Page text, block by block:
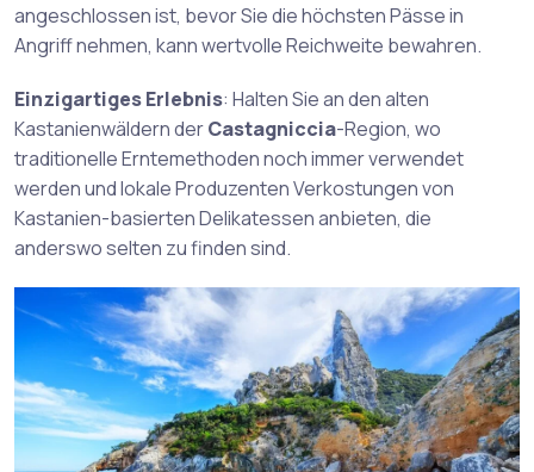
angeschlossen ist, bevor Sie die höchsten Pässe in
Angriff nehmen, kann wertvolle Reichweite bewahren.
Einzigartiges Erlebnis: Halten Sie an den alten
Kastanienwäldern derCastagniccia-Region, wo
traditionelle Erntemethoden noch immer verwendet
werden und lokale Produzenten Verkostungen von
Kastanien-basierten Delikatessen anbieten, die
anderswo selten zu finden sind.